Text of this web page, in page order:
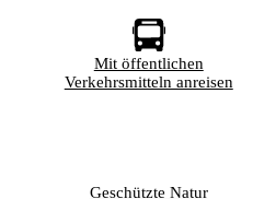
Mit öffentlichen
Verkehrsmitteln anreisen
Geschützte Natur